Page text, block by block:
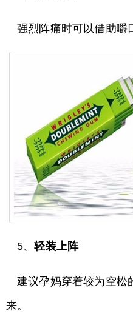
强烈阵痛时可以借助嚼
5、轻装上阵
建议孕妈穿着较为空松
来。